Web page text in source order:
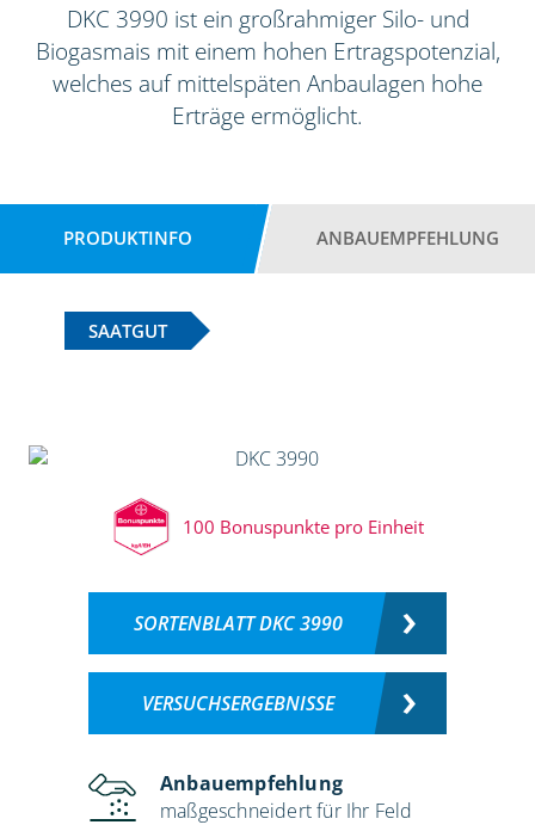
DKC 3990 ist ein großrahmiger Silo- und
Biogasmais mit einem hohen Ertragspotenzial,
welches auf mittelspäten Anbaulagen hohe
Erträge ermöglicht.
PRODUKTINFO ANBAUEMPFEHLUNG
SAATGUT
100 Bonuspunkte pro Einheit
SORTENBLATT DKC 3990
VERSUCHSERGEBNISSE
Anbauempfehlung
maßgeschneidert für Ihr Feld